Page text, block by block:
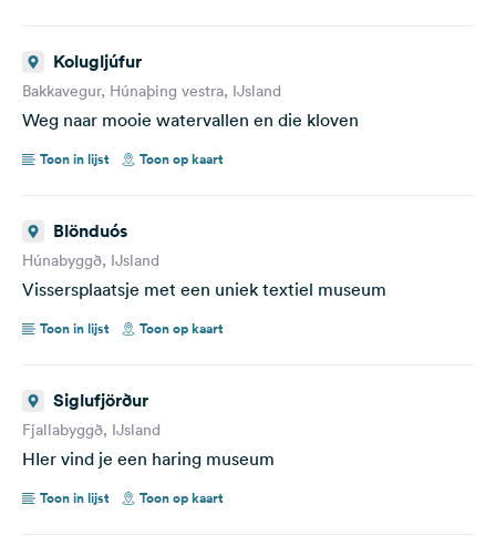
Kolugljúfur
Bakkavegur, Húnaþing vestra, IJsland
Weg naar mooie watervallen en die kloven
Toon in lijst Toon op kaart
Blönduós
Húnabyggð, IJsland
Vissersplaatsje met een uniek textiel museum
Toon in lijst Toon op kaart
Siglufjörður
Fjallabyggð, IJsland
HIer vind je een haring museum
Toon in lijst Toon op kaart